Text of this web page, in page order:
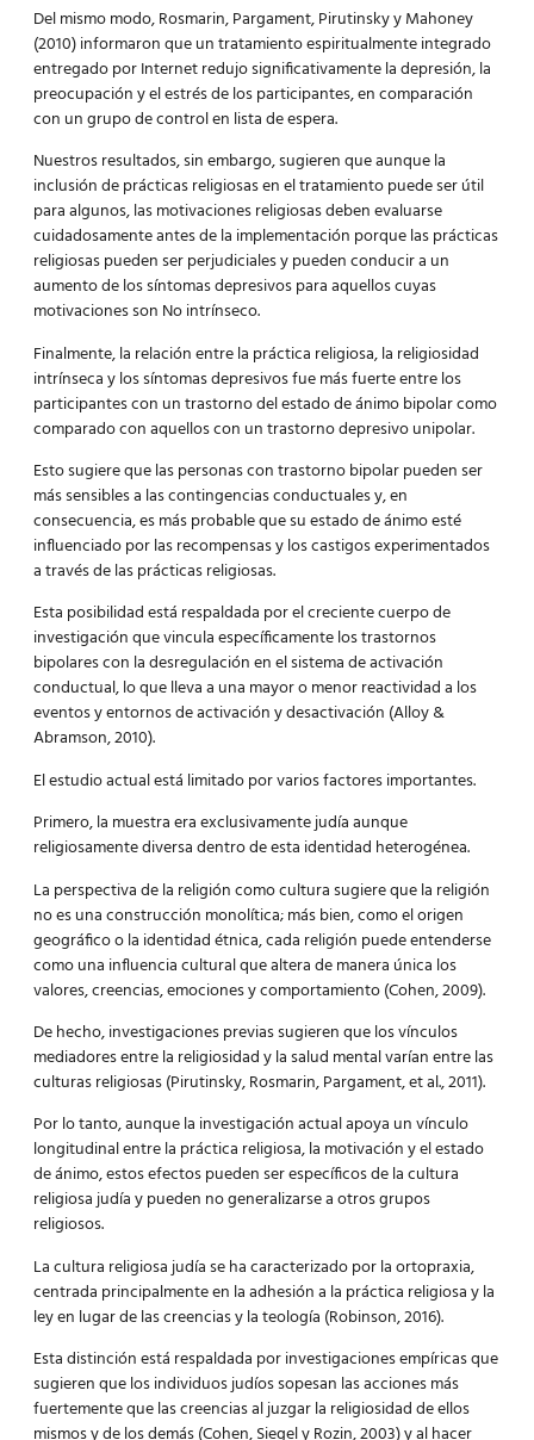
Del mismo modo, Rosmarin, Pargament, Pirutinsky y Mahoney
(2010) informaron que un tratamiento espiritualmente integrado
entregado por Internet redujo significativamente la depresión, la
preocupación y el estrés de los participantes, en comparación
con un grupo de control en lista de espera.
Nuestros resultados, sin embargo, sugieren que aunque la
inclusión de prácticas religiosas en el tratamiento puede ser útil
para algunos, las motivaciones religiosas deben evaluarse
cuidadosamente antes de la implementación porque las prácticas
religiosas pueden ser perjudiciales y pueden conducir a un
aumento de los síntomas depresivos para aquellos cuyas
motivaciones son No intrínseco.
Finalmente, la relación entre la práctica religiosa, la religiosidad
intrínseca y los síntomas depresivos fue más fuerte entre los
participantes con un trastorno del estado de ánimo bipolar como
comparado con aquellos con un trastorno depresivo unipolar.
Esto sugiere que las personas con trastorno bipolar pueden ser
más sensibles a las contingencias conductuales y, en
consecuencia, es más probable que su estado de ánimo esté
influenciado por las recompensas y los castigos experimentados
a través de las prácticas religiosas.
Esta posibilidad está respaldada por el creciente cuerpo de
investigación que vincula específicamente los trastornos
bipolares con la desregulación en el sistema de activación
conductual, lo que lleva a una mayor o menor reactividad a los
eventos y entornos de activación y desactivación (Alloy &
Abramson, 2010).
El estudio actual está limitado por varios factores importantes.
Primero, la muestra era exclusivamente judía aunque
religiosamente diversa dentro de esta identidad heterogénea.
La perspectiva de la religión como cultura sugiere que la religión
no es una construcción monolítica; más bien, como el origen
geográfico o la identidad étnica, cada religión puede entenderse
como una influencia cultural que altera de manera única los
valores, creencias, emociones y comportamiento (Cohen, 2009).
De hecho, investigaciones previas sugieren que los vínculos
mediadores entre la religiosidad y la salud mental varían entre las
culturas religiosas (Pirutinsky, Rosmarin, Pargament, et al., 2011).
Por lo tanto, aunque la investigación actual apoya un vínculo
longitudinal entre la práctica religiosa, la motivación y el estado
de ánimo, estos efectos pueden ser específicos de la cultura
religiosa judía y pueden no generalizarse a otros grupos
religiosos.
La cultura religiosa judía se ha caracterizado por la ortopraxia,
centrada principalmente en la adhesión a la práctica religiosa y la
ley en lugar de las creencias y la teología (Robinson, 2016).
Esta distinción está respaldada por investigaciones empíricas que
sugieren que los individuos judíos sopesan las acciones más
fuertemente que las creencias al juzgar la religiosidad de ellos